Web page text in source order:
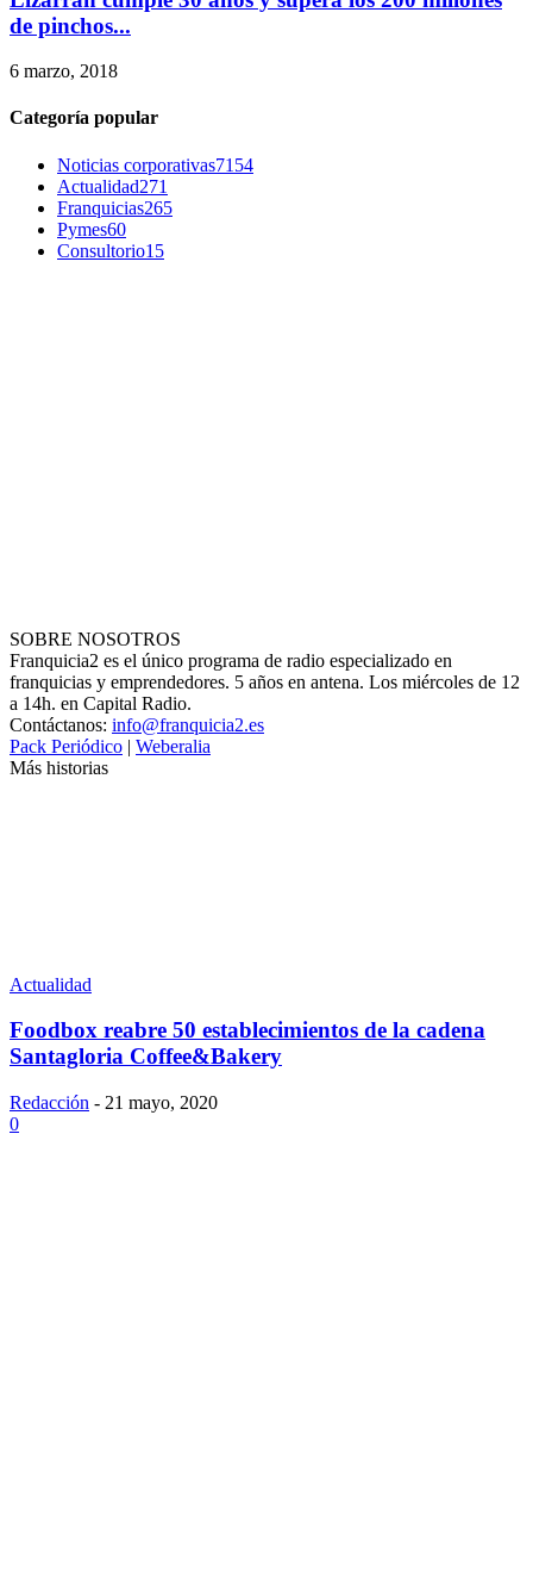
de pinchos...
6 marzo, 2018
Categoría popular
Noticias corporativas7154
Actualidad271
Franquicias265
Pymes60
Consultorio15
SOBRE NOSOTROS
Franquicia2 es el único programa de radio especializado en
franquicias y emprendedores. 5 años en antena. Los miércoles de 12
a 14h. en Capital Radio.
Contáctanos: info@franquicia2.es
Pack Periódico | Weberalia
Más historias
Actualidad
Foodbox reabre 50 establecimientos de la cadena
Santagloria Coffee&Bakery
Redacción - 21 mayo, 2020
0